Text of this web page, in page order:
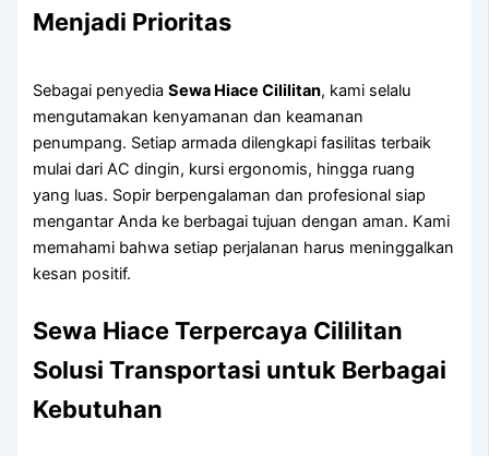
Menjadi Prioritas
Sebagai penyediaSewa Hiace Cililitan, kami selalu
mengutamakan kenyamanan dan keamanan
penumpang. Setiap armada dilengkapi fasilitas terbaik
mulai dari AC dingin, kursi ergonomis, hingga ruang
yang luas. Sopir berpengalaman dan profesional siap
mengantar Anda ke berbagai tujuan dengan aman. Kami
memahami bahwa setiap perjalanan harus meninggalkan
kesan positif.
Sewa Hiace Terpercaya Cililitan
Solusi Transportasi untuk Berbagai
Kebutuhan